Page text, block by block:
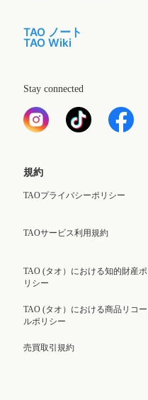
TAO ノート
TAO Wiki
Stay connected
規約
TAOプライバシーポリシー
TAOサービス利用規約
TAO (タオ）における知的財産ポ
リシー
TAO (タオ）における商品リコー
ルポリシー
売買取引規約